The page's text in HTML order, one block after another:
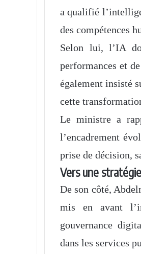
a qualifié
des compétences
Selon lui, l’IA
performances et
également insisté
cette
Le ministre a
l’encadrement
prise de décision,
Vers une
De son côté,
mis en avant
gouvernance
dans les services